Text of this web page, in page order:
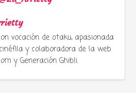
vocación de otaku, apasionada
y colaboradora de la web
y Generación Ghibli.